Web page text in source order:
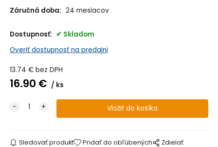
Záručná doba: 24 mesiacov
Dostupnosť:
Skladom
Overiť dostupnosť na predajni
13.74 € bez DPH
16.90 € ks
Sledovať produkt Pridať do obľúbených Zdielať